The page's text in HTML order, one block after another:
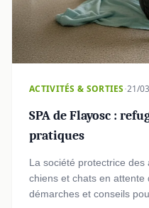
ACTIVITÉS & SORTIES·21/
SPA de Flayosc :
pratiques
La société protectrice des
chiens et chats en attente
démarches et conseils